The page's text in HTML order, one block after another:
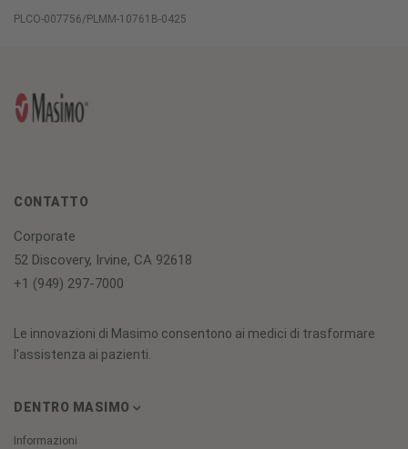
PLCO-007756/PLMM-10761B-0425
CONTATTO
Corporate
52 Discovery, Irvine, CA 92618
+1 (949) 297-7000
Le innovazioni di Masimo consentono ai medici di trasformare
l'assistenza ai pazienti.
DENTRO MASIMO
Informazioni